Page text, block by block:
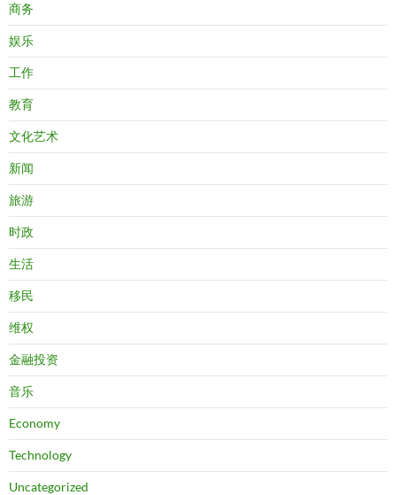
商务
娱乐
工作
教育
文化艺术
新闻
旅游
时政
生活
移民
维权
金融投资
音乐
Economy
Technology
Uncategorized